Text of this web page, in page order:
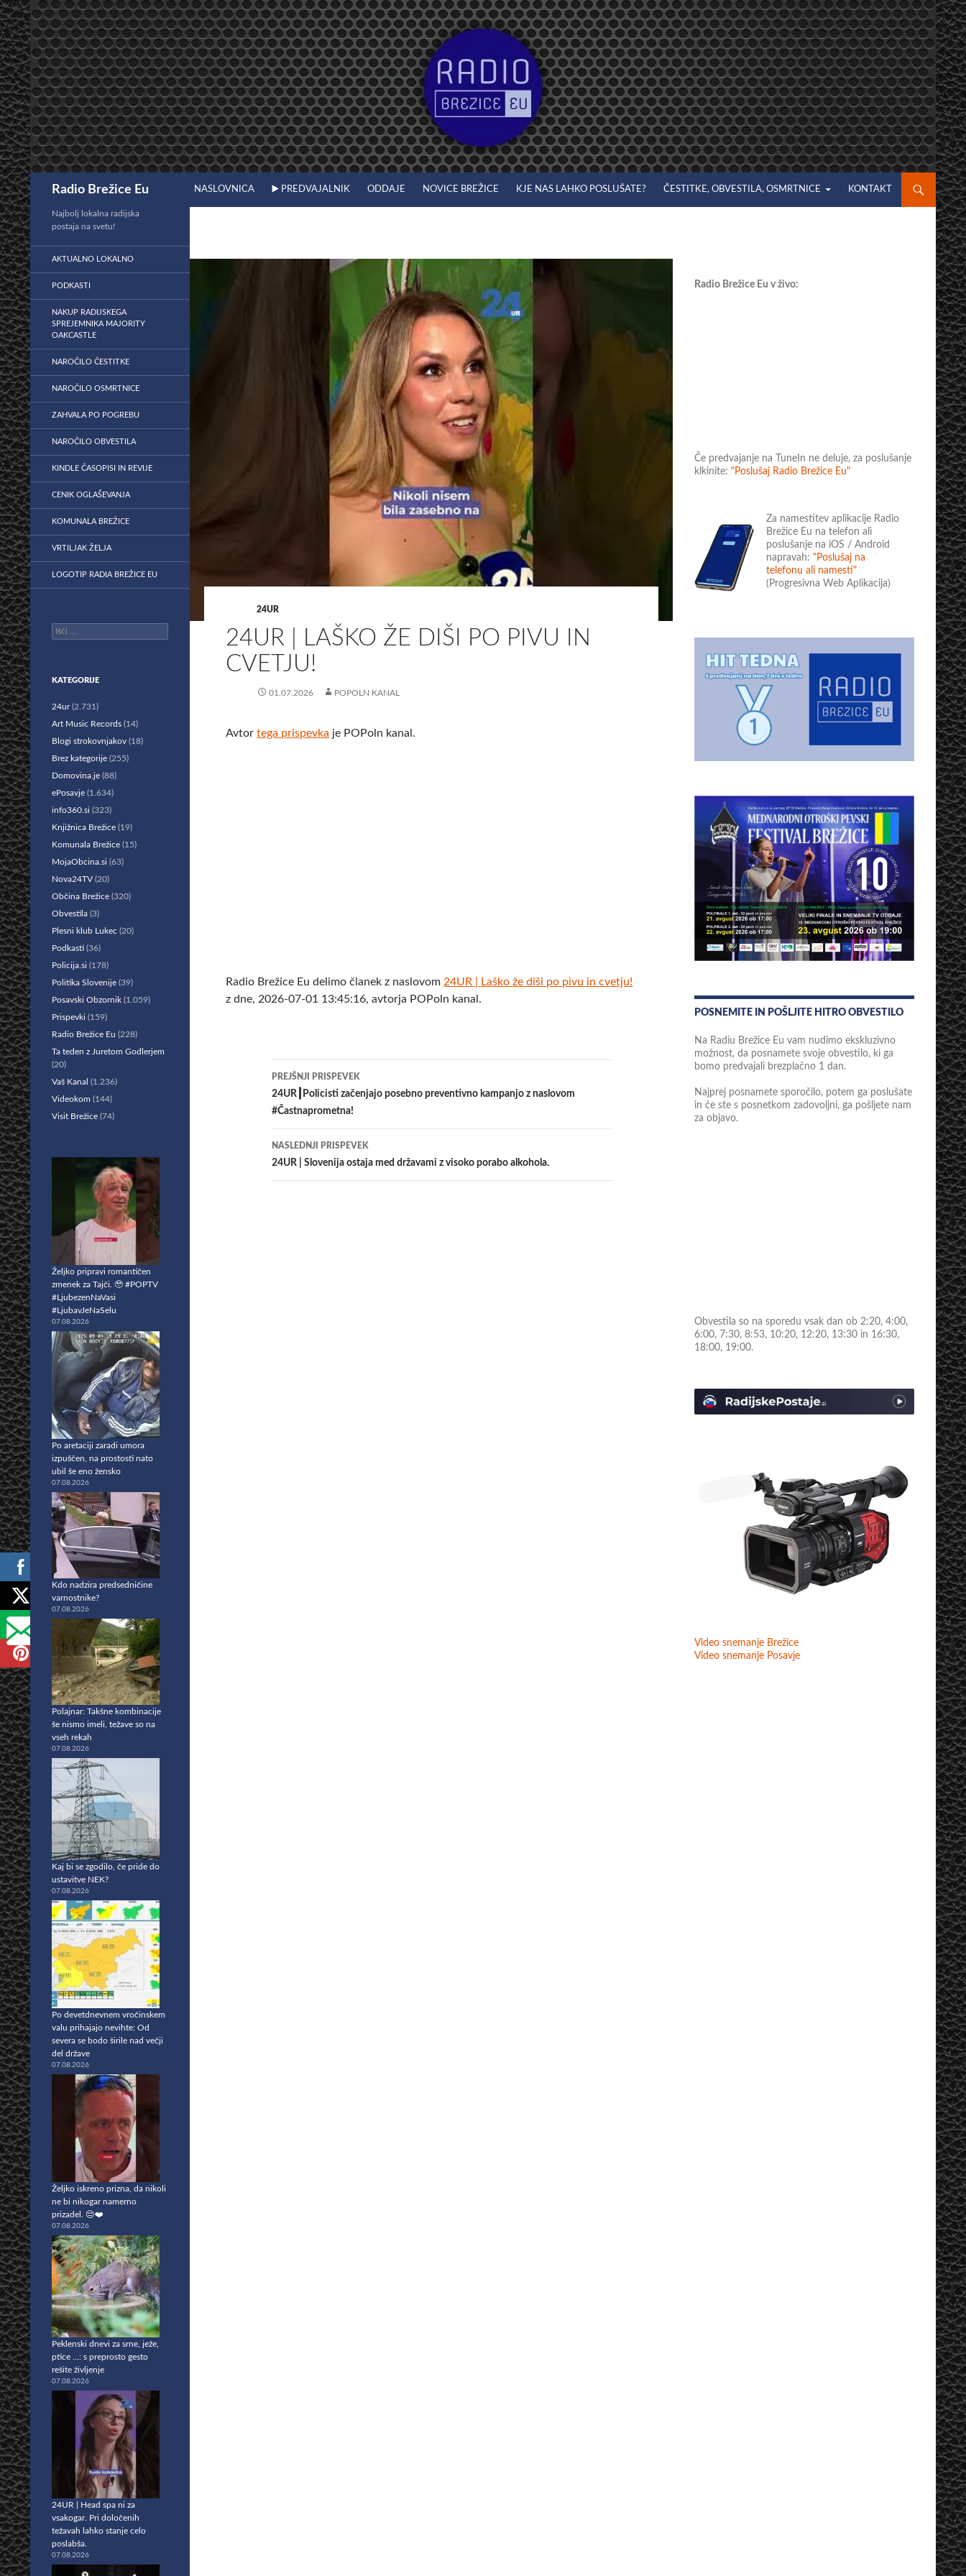
Preskoči
na
vsebino
Radio Brežice Eu NASLOVNICA ▶️ PREDVAJALNIK ODDAJE NOVICE BREŽICE KJE NAS LAHKO POSLUŠATE? ČESTITKE, OBVESTILA, OSMRTNICE KONTAKT
24UR
24UR | LAŠKO ŽE DIŠI PO PIVU IN
CVETJU!
01.07.2026 POPOLN KANAL
Avtortega prispevka je POPoln kanal.
Radio Brežice Eu delimo članek z naslovom 24UR | Laško že diši po pivu in cvetju!
z dne, 2026-07-01 13:45:16, avtorja POPoln kanal.
Krmarjenje
po
prispevkih
PREJŠNJI PRISPEVEK
24UR┃Policisti začenjajo posebno preventivno kampanjo z naslovom
#Častnaprometna!
NASLEDNJI PRISPEVEK
24UR | Slovenija ostaja med državami z visoko porabo alkohola.
Radio Brežice Eu v živo:
Če predvajanje na TuneIn ne deluje, za poslušanje
klkinite: "Poslušaj Radio Brežice Eu"
Za namestitev aplikacije Radio
Brežice Eu na telefon ali
poslušanje na iOS / Android
napravah: "Poslušaj na
telefonu ali namesti"
(Progresivna Web Aplikacija)
POSNEMITE IN POŠLJITE HITRO OBVESTILO
Na Radiu Brežice Eu vam nudimo ekskluzivno
možnost, da posnamete svoje obvestilo, ki ga
bomo predvajali brezplačno 1 dan.
Najprej posnamete sporočilo, potem ga poslušate
in če ste s posnetkom zadovoljni, ga pošljete nam
za objavo.
Obvestila so na sporedu vsak dan ob 2:20, 4:00,
6:00, 7:30, 8:53, 10:20, 12:20, 13:30 in 16:30,
18:00, 19:00.
Video snemanje Brežice
Video snemanje Posavje
Najbolj lokalna radijska
postaja na svetu!
AKTUALNO LOKALNO
PODKASTI
NAKUP RADIJSKEGA
SPREJEMNIKA MAJORITY
OAKCASTLE
NAROČILO ČESTITKE
NAROČILO OSMRTNICE
ZAHVALA PO POGREBU
NAROČILO OBVESTILA
KINDLE ČASOPISI IN REVIJE
CENIK OGLAŠEVANJA
KOMUNALA BREŽICE
VRTILJAK ŽELJA
LOGOTIP RADIA BREŽICE EU
Išči:
KATEGORIJE
24ur(2.731)
Art Music Records (14)
Blogi strokovnjakov (18)
Brez kategorije (255)
Domovina.je (88)
ePosavje (1.634)
info360.si (323)
Knjižnica Brežice (19)
Komunala Brežice (15)
MojaObcina.si (63)
Nova24TV (20)
Občina Brežice (320)
Obvestila (3)
Plesni klub Lukec (20)
Podkasti (36)
Policija.si (178)
Politika Slovenije (39)
Posavski Obzornik (1.059)
Prispevki (159)
Radio Brežice Eu (228)
Ta teden z Juretom Godlerjem
(20)
Vaš Kanal (1.236)
Videokom (144)
Visit Brežice (74)
Željko pripravi romantičen
zmenek za Tajči. 🥹 #POPTV
#LjubezenNaVasi
#LjubavJeNaSelu
07.08.2026
Po aretaciji zaradi umora
izpuščen, na prostosti nato
ubil še eno žensko
07.08.2026
Kdo nadzira predsedničine
varnostnike?
07.08.2026
Polajnar: Takšne kombinacije
še nismo imeli, težave so na
vseh rekah
07.08.2026
Kaj bi se zgodilo, če pride do
ustavitve NEK?
07.08.2026
Po devetdnevnem vročinskem
valu prihajajo nevihte: Od
severa se bodo širile nad večji
del države
07.08.2026
Željko iskreno prizna, da nikoli
ne bi nikogar namerno
prizadel. 😔❤️
07.08.2026
Peklenski dnevi za srne, ježe,
ptice …: s preprosto gesto
rešite življenje
07.08.2026
24UR | Head spa ni za
vsakogar. Pri določenih
težavah lahko stanje celo
poslabša.
07.08.2026